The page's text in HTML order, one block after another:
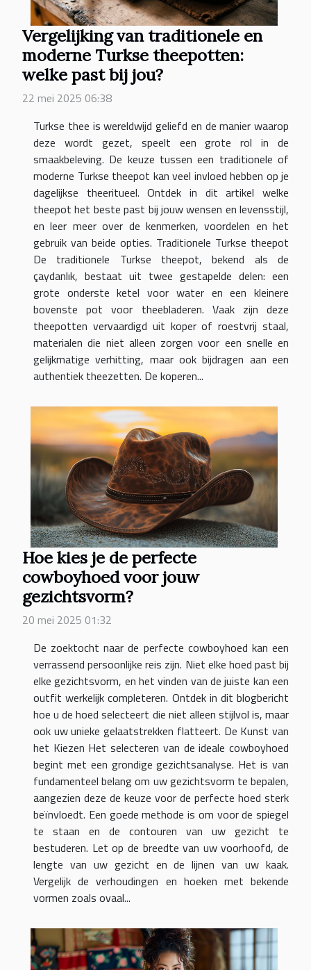
Vergelijking van traditionele en
moderne Turkse theepotten:
welke past bij jou?
22 mei 2025 06:38
Turkse thee is wereldwijd geliefd en de manier waarop
deze wordt gezet, speelt een grote rol in de
smaakbeleving. De keuze tussen een traditionele of
moderne Turkse theepot kan veel invloed hebben op je
dagelijkse theeritueel. Ontdek in dit artikel welke
theepot het beste past bij jouw wensen en levensstijl,
en leer meer over de kenmerken, voordelen en het
gebruik van beide opties. Traditionele Turkse theepot
De traditionele Turkse theepot, bekend als de
çaydanlık, bestaat uit twee gestapelde delen: een
grote onderste ketel voor water en een kleinere
bovenste pot voor theebladeren. Vaak zijn deze
theepotten vervaardigd uit koper of roestvrij staal,
materialen die niet alleen zorgen voor een snelle en
gelijkmatige verhitting, maar ook bijdragen aan een
authentiek theezetten. De koperen...
Hoe kies je de perfecte
cowboyhoed voor jouw
gezichtsvorm?
20 mei 2025 01:32
De zoektocht naar de perfecte cowboyhoed kan een
verrassend persoonlijke reis zijn. Niet elke hoed past bij
elke gezichtsvorm, en het vinden van de juiste kan een
outfit werkelijk completeren. Ontdek in dit blogbericht
hoe u de hoed selecteert die niet alleen stijlvol is, maar
ook uw unieke gelaatstrekken flatteert. De Kunst van
het Kiezen Het selecteren van de ideale cowboyhoed
begint met een grondige gezichtsanalyse. Het is van
fundamenteel belang om uw gezichtsvorm te bepalen,
aangezien deze de keuze voor de perfecte hoed sterk
beïnvloedt. Een goede methode is om voor de spiegel
te staan en de contouren van uw gezicht te
bestuderen. Let op de breedte van uw voorhoofd, de
lengte van uw gezicht en de lijnen van uw kaak.
Vergelijk de verhoudingen en hoeken met bekende
vormen zoals ovaal...